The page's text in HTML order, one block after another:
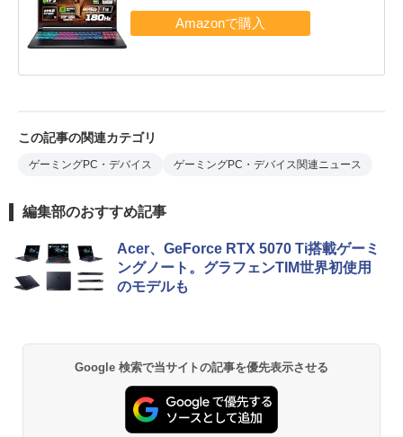
この記事の関連カテゴリ
ゲーミングPC・デバイス ゲーミングPC・デバイス関連ニュース
編集部のおすすめ記事
Acer、GeForce RTX 5070 Ti搭載ゲーミ
ングノート。グラフェンTIM世界初使用
のモデルも
Google 検索で当サイトの記事を優先表示させる